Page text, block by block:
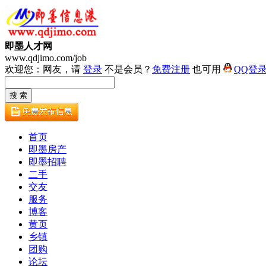
即墨人才网
www.qdjimo.com/job
欢迎您：网友，请 登录 不是会员？ 免费注册 也可用 QQ登
首页
即墨房产
即墨招聘
二手
交友
服务
博客
黄页
乡镇
团购
论坛